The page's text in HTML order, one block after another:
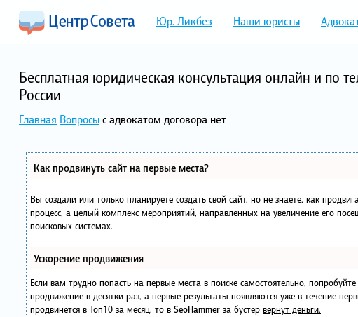
Юр. Ликбез Наши юристы
Бесплатная юридическая консультация онлайн и по
России
Главная Вопросыс адвокатом договора нет
Как продвинуть сайт на первые места?
Вы создали или только планируете создать свой сайт, но не знаете, как
процесс, а целый комплекс мероприятий, направленных на увеличение его
поисковых системах.
Ускорение продвижения
Если вам трудно попасть на первые места в поиске самостоятельно,
продвижение в десятки раз, а первые результаты появляются уже в течение
продвинется в Топ10 за месяц, то в SeoHammer за бустер вернут деньги.